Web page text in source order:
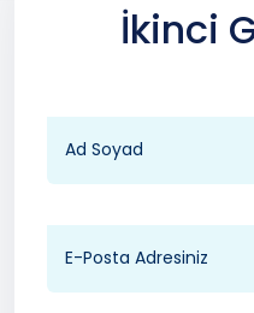
İkinci